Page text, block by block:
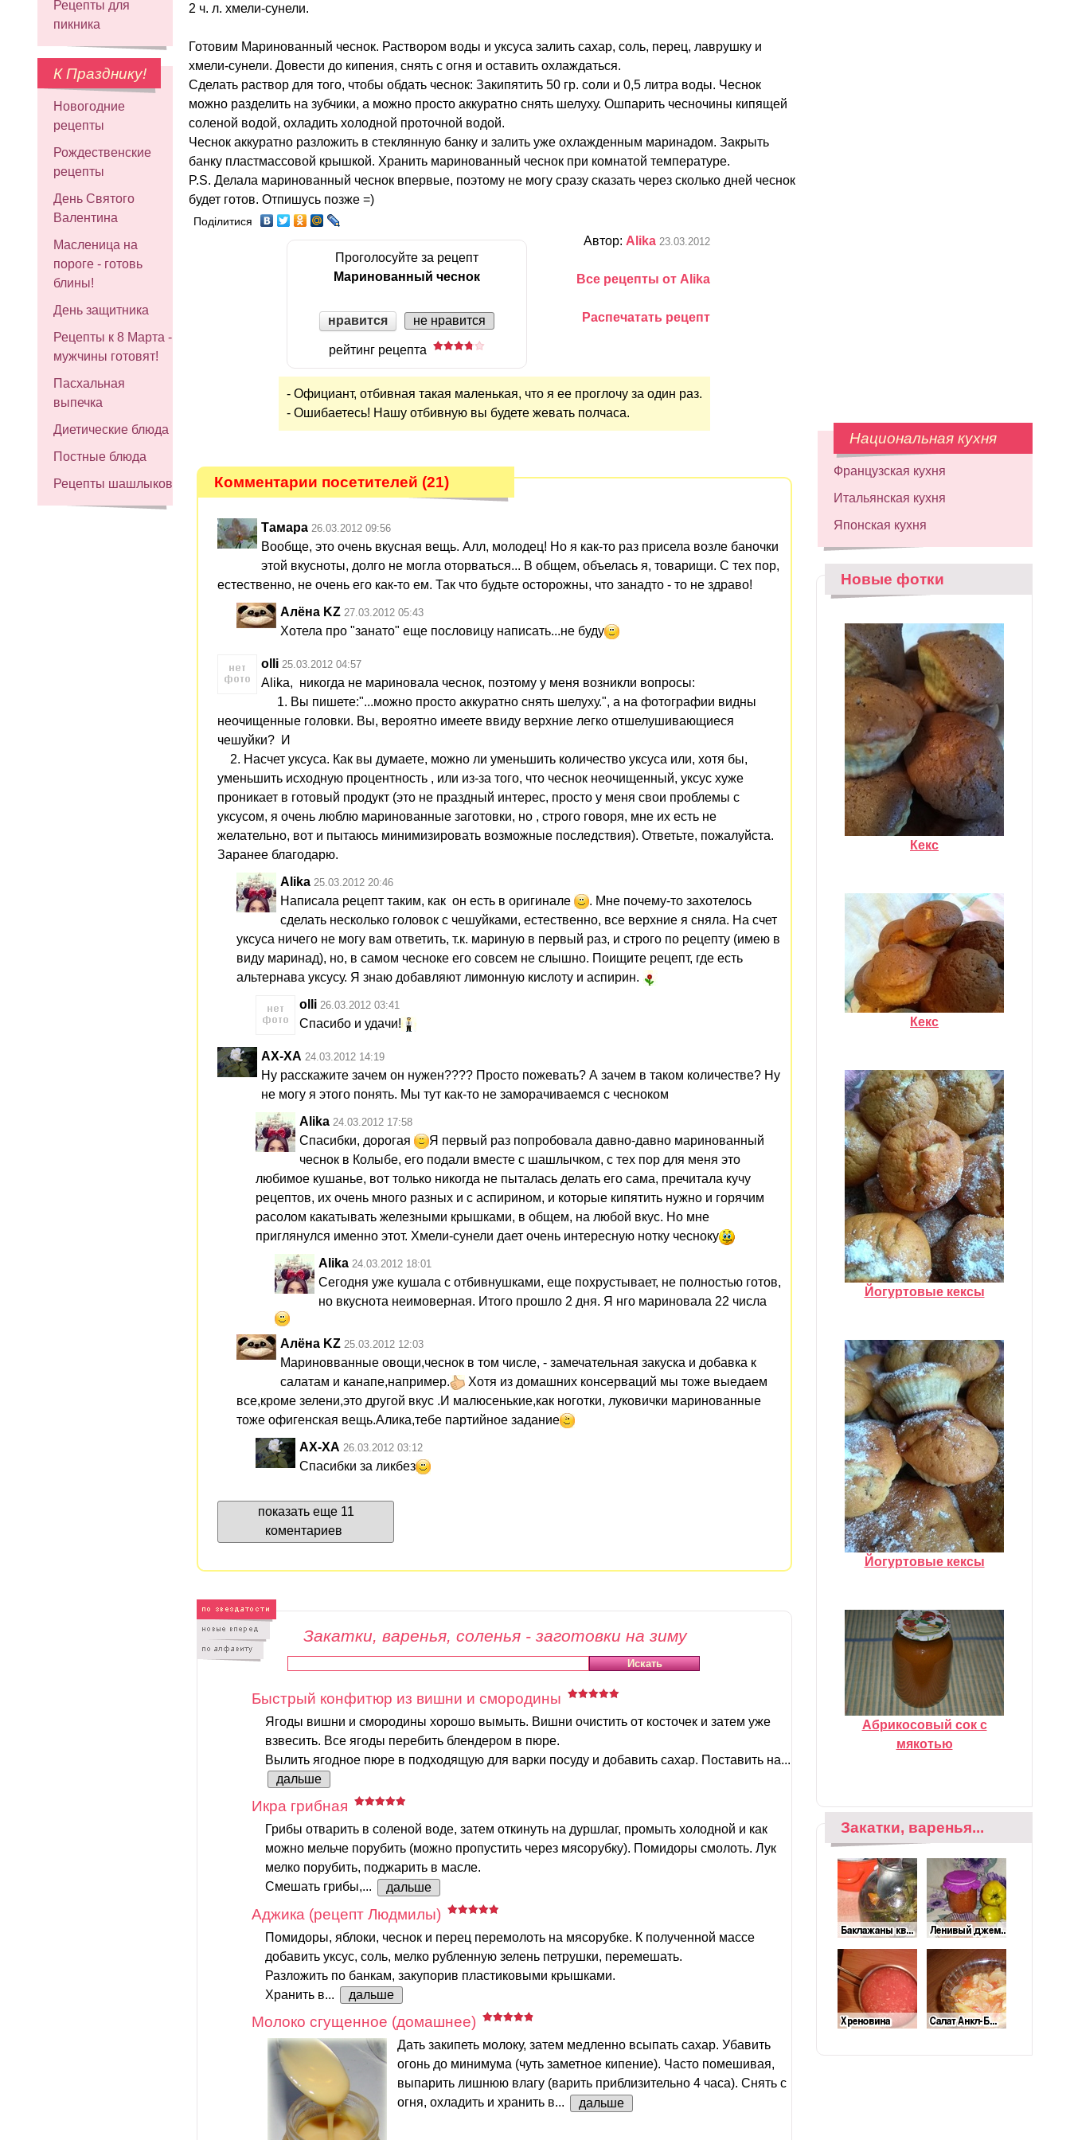
Рецепты для
пикника
К Празднику!
Новогодние
рецепты
Рождественские
рецепты
День Святого
Валентина
Масленица на
пороге - готовь
блины!
День защитника
Рецепты к 8 Марта -
мужчины готовят!
Пасхальная
выпечка
Диетические блюда
Постные блюда
Рецепты шашлыков
2 ч. л. хмели-сунели.
Готовим Маринованный чеснок. Раствором воды и уксуса залить сахар, соль, перец, лаврушку и
хмели-сунели. Довести до кипения, снять с огня и оставить охлаждаться.
Сделать раствор для того, чтобы обдать чеснок: Закипятить 50 гр. соли и 0,5 литра воды. Чеснок
можно разделить на зубчики, а можно просто аккуратно снять шелуху. Ошпарить чесночины кипящей
соленой водой, охладить холодной проточной водой.
Чеснок аккуратно разложить в стеклянную банку и залить уже охлажденным маринадом. Закрыть
банку пластмассовой крышкой. Хранить маринованный чеснок при комнатой температуре.
P.S. Делала маринованный чеснок впервые, поэтому не могу сразу сказать через сколько дней чеснок
будет готов. Отпишусь позже =)
Поділитися
Проголосуйте за рецепт
Маринованный чеснок
нравится не нравится
рейтинг рецепта
Автор: Alika 23.03.2012
Все рецепты от Alika
Распечатать рецепт
- Официант, отбивная такая маленькая, что я ее проглочу за один раз.
- Ошибаетесь! Нашу отбивную вы будете жевать полчаса.
Комментарии посетителей (21)
Тамара 26.03.2012 09:56
Вообще, это очень вкусная вещь. Алл, молодец! Но я как-то раз присела возле баночки
этой вкусноты, долго не могла оторваться... В общем, объелась я, товарищи. С тех пор,
естественно, не очень его как-то ем. Так что будьте осторожны, что занадто - то не здраво!
Алёна KZ 27.03.2012 05:43
Хотела про "занато" еще пословицу написать...не буду
olli 25.03.2012 04:57
Alika, никогда не мариновала чеснок, поэтому у меня возникли вопросы:
1. Вы пишете:"...можно просто аккуратно снять шелуху.", а на фотографии видны
неочищенные головки. Вы, вероятно имеете ввиду верхние легко отшелушивающиеся
чешуйки? И
2. Насчет уксуса. Как вы думаете, можно ли уменьшить количество уксуса или, хотя бы,
уменьшить исходную процентность , или из-за того, что чеснок неочищенный, уксус хуже
проникает в готовый продукт (это не праздный интерес, просто у меня свои проблемы с
уксусом, я очень люблю маринованные заготовки, но , строго говоря, мне их есть не
желательно, вот и пытаюсь минимизировать возможные последствия). Ответьте, пожалуйста.
Заранее благодарю.
Alika 25.03.2012 20:46
Написала рецепт таким, как он есть в оригинале
. Мне почему-то захотелось
сделать несколько головок с чешуйками, естественно, все верхние я сняла. На счет
уксуса ничего не могу вам ответить, т.к. мариную в первый раз, и строго по рецепту (имею в
виду маринад), но, в самом чесноке его совсем не слышно. Поищите рецепт, где есть
альтернава уксусу. Я знаю добавляют лимонную кислоту и аспирин.
olli 26.03.2012 03:41
Спасибо и удачи!
АХ-ХА 24.03.2012 14:19
Ну расскажите зачем он нужен???? Просто пожевать? А зачем в таком количестве? Ну
не могу я этого понять. Мы тут как-то не заморачиваемся с чесноком
Alika 24.03.2012 17:58
Спасибки, дорогая
Я первый раз попробовала давно-давно маринованный
чеснок в Колыбе, его подали вместе с шашлычком, с тех пор для меня это
любимое кушанье, вот только никогда не пыталась делать его сама, пречитала кучу
рецептов, их очень много разных и с аспирином, и которые кипятить нужно и горячим
расолом какатывать железными крышками, в общем, на любой вкус. Но мне
приглянулся именно этот. Хмели-сунели дает очень интересную нотку чесноку
Alika 24.03.2012 18:01
Сегодня уже кушала с отбивнушками, еще похрустывает, не полностью готов,
но вкуснота неимоверная. Итого прошло 2 дня. Я нго мариновала 22 числа
Алёна KZ 25.03.2012 12:03
Мариновванные овощи,чеснок в том числе, - замечательная закуска и добавка к
салатам и канапе,например.
Хотя из домашних консерваций мы тоже выедаем
все,кроме зелени,это другой вкус .И малюсенькие,как ноготки, луковички маринованные
тоже офигенская вещь.Алика,тебе партийное задание
АХ-ХА 26.03.2012 03:12
Спасибки за ликбез
показать еще 11
коментариев
Закатки, варенья, соленья - заготовки на зиму
Быстрый конфитюр из вишни и смородины
Ягоды вишни и смородины хорошо вымыть. Вишни очистить от косточек и затем уже
взвесить. Все ягоды перебить блендером в пюре.
Вылить ягодное пюре в подходящую для варки посуду и добавить сахар. Поставить на...
дальше
Икра грибная
Грибы отварить в соленой воде, затем откинуть на дуршлаг, промыть холодной и как
можно мельче порубить (можно пропустить через мясорубку). Помидоры смолоть. Лук
мелко порубить, поджарить в масле.
Смешать грибы,...
дальше
Аджика (рецепт Людмилы)
Помидоры, яблоки, чеснок и перец перемолоть на мясорубке. К полученной массе
добавить уксус, соль, мелко рубленную зелень петрушки, перемешать.
Разложить по банкам, закупорив пластиковыми крышками.
Хранить в...
дальше
Молоко сгущенное (домашнее)
Дать закипеть молоку, затем медленно всыпать сахар. Убавить
огонь до минимума (чуть заметное кипение). Часто помешивая,
выпарить лишнюю влагу (варить приблизительно 4 часа). Снять с
огня, охладить и хранить в...
дальше
Национальная кухня
Французская кухня
Итальянская кухня
Японская кухня
Новые фотки
Кекс
Кекс
Йогуртовые кексы
Йогуртовые кексы
Абрикосовый сок с
мякотью
Закатки, варенья...